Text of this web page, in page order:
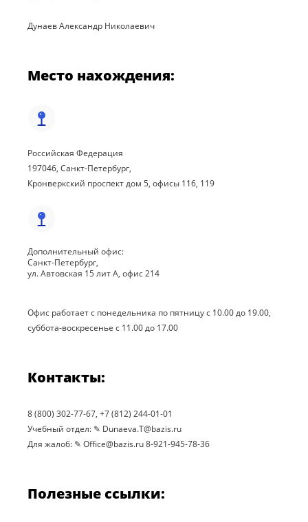
Дунаев Александр Николаевич
Место нахождения:
Российская Федерация
197046, Санкт-Петербург,
Кронверкский проспект дом 5, офисы 116, 119
Дополнительный офис:
Санкт-Петербург,
ул. Автовская 15 лит А, офис 214
Офис работает с понедельника по пятницу с 10.00 до 19.00,
суббота-воскресенье с 11.00 до 17.00
Контакты:
8 (800) 302-77-67, +7 (812) 244-01-01
Учебный отдел: ✎ Dunaeva.T@bazis.ru
Для жалоб: ✎ Office@bazis.ru 8-921-945-78-36
Полезные ссылки: